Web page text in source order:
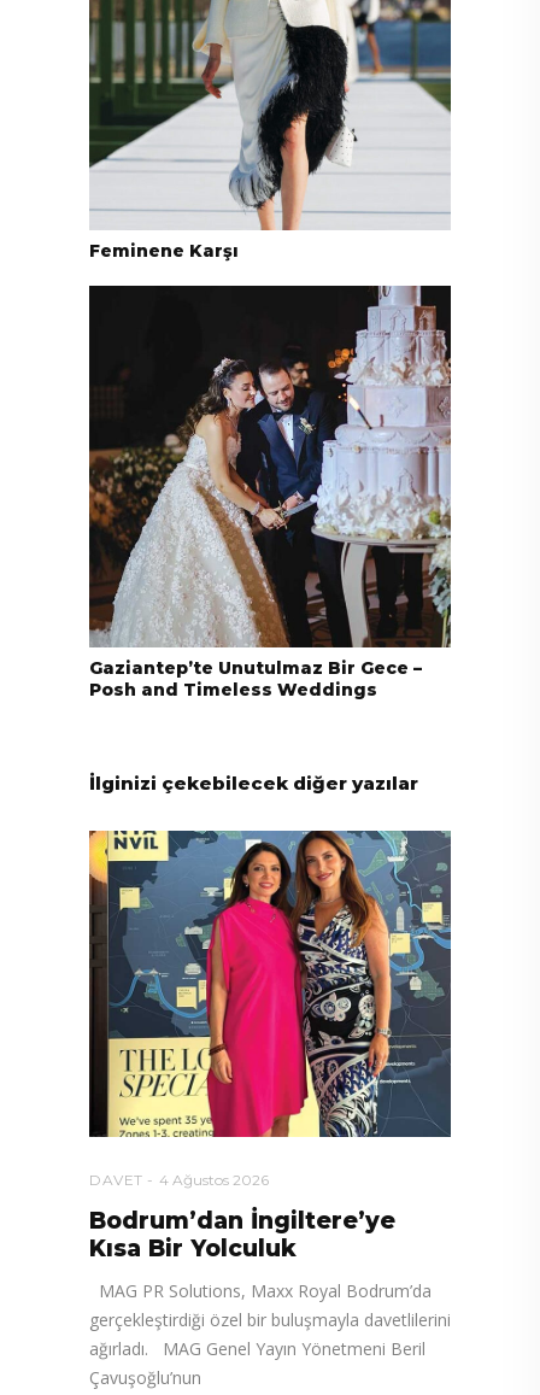
Feminene Karşı
Gaziantep’te Unutulmaz Bir Gece –
Posh and Timeless Weddings
İlginizi çekebilecek diğer yazılar
DAVET 4 Ağustos 2026
Bodrum’dan İngiltere’ye
Kısa Bir Yolculuk
MAG PR Solutions, Maxx Royal Bodrum’da
gerçekleştirdiği özel bir buluşmayla davetlilerini
ağırladı. MAG Genel Yayın Yönetmeni Beril
Çavuşoğlu’nun